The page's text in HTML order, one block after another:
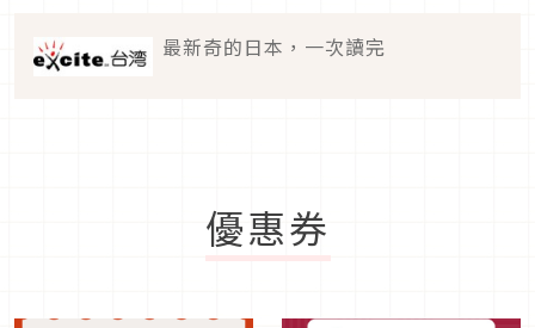
最新奇的日本，一次讀完
優惠券